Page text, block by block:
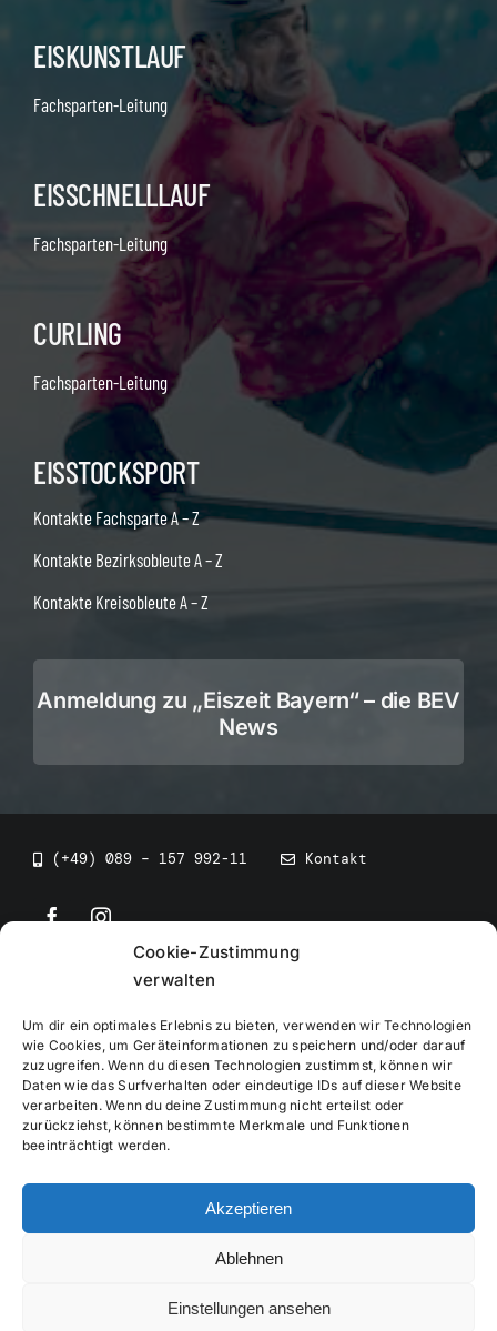
Cookie-Zustimmung
verwalten
Um dir ein optimales Erlebnis zu bieten, verwenden wir Technologien
wie Cookies, um Geräteinformationen zu speichern und/oder darauf
zuzugreifen. Wenn du diesen Technologien zustimmst, können wir
Daten wie das Surfverhalten oder eindeutige IDs auf dieser Website
verarbeiten. Wenn du deine Zustimmung nicht erteilst oder
zurückziehst, können bestimmte Merkmale und Funktionen
beeinträchtigt werden.
Akzeptieren
Ablehnen
Einstellungen ansehen
EISKUNSTLAUF
Fachsparten-Leitung
EISSCHNELLLAUF
Fachsparten-Leitung
CURLING
Fachsparten-Leitung
EISSTOCKSPORT
Kontakte Fachsparte A – Z
Kontakte Bezirksobleute A – Z
Kontakte Kreisobleute A – Z
Anmeldung zu „Eiszeit Bayern“ – die BEV
News
(+49) 089 – 157 992-11 Kontakt
• BEV Bayerischer Eissportverband
Impressum
Datenschutzerklärung